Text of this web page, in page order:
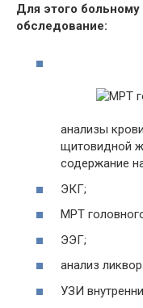
Для этого
обследование:
анализы
щитовидной
содержание
ЭКГ;
МРТ
ЭЭГ;
анализ
УЗИ